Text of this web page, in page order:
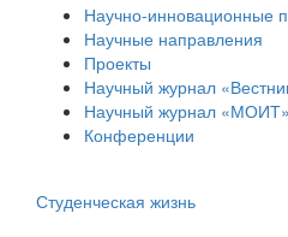
Научно-инновационные
Научные направления
Проекты
Научный журнал
Научный журнал «МОИТ»
Конференции
Студенческая жизнь